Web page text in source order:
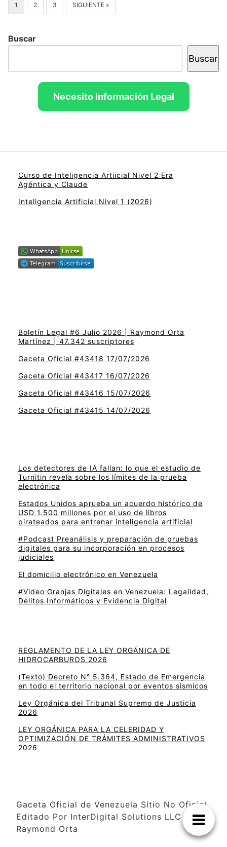
1 2 3 SIGUIENTE »
Buscar
Buscar
Necesito Información Legal
Curso de Inteligencia Artiicial Nivel 2 Era
Agéntica y Claude
Inteligencia Artificial Nivel 1 (2026)
Boletín Legal #6 Julio 2026 | Raymond Orta
Martínez | 47.342 suscriptores
Gaceta Oficial #43418 17/07/2026
Gaceta Oficial #43417 16/07/2026
Gaceta Oficial #43416 15/07/2026
Gaceta Oficial #43415 14/07/2026
Los detectores de IA fallan: lo que el estudio de
Turnitin revela sobre los límites de la prueba
electrónica
Estados Unidos aprueba un acuerdo histórico de
USD 1.500 millones por el uso de libros
pirateados para entrenar inteligencia artificial
#Podcast Preanálisis y preparación de pruebas
digitales para su incorporación en procesos
judiciales
El domicilio electrónico en Venezuela
#Video Granjas Digitales en Venezuela: Legalidad,
Delitos Informáticos y Evidencia Digital
REGLAMENTO DE LA LEY ORGÁNICA DE
HIDROCARBUROS 2026
(Texto) Decreto N° 5.364, Estado de Emergencia
en todo el territorio nacional por eventos sismicos
Ley Orgánica del Tribunal Supremo de Justicia
2026
LEY ORGÁNICA PARA LA CELERIDAD Y
OPTIMIZACIÓN DE TRÁMITES ADMINISTRATIVOS
2026
Gaceta Oficial de Venezuela Sitio No Oficial
Editado Por InterDigital Solutions LLC –
Raymond Orta